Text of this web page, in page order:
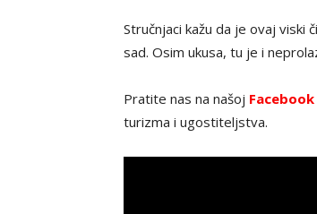
Stručnjaci kažu da je ovaj
sad. Osim ukusa, tu je i
Pratite nas na našoj Facebook
turizma i ugostiteljstva.